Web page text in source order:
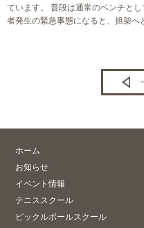
ています。 普段は通常のベンチと
者発生の緊急事態になると、担架へ
ホーム
お知らせ
イベント情報
テニススクール
ピックルボールスクール